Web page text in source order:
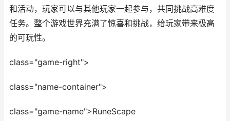
和活动，玩家可以与其他玩家一起参与，共同挑战高难度
任务。整个游戏世界充满了惊喜和挑战，给玩家带来极高
的可玩性。
class="game-right">
class="name-container">
class="game-name">RuneScape